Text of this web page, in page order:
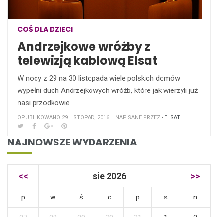
COŚ DLA DZIECI
Andrzejkowe wróżby z
telewizją kablową Elsat
W nocy z 29 na 30 listopada wiele polskich domów
wypełni duch Andrzejkowych wróżb, które jak wierzyli już
nasi przodkowie
OPUBLIKOWANO 29 LISTOPAD, 2016 NAPISANE PRZEZ - ELSAT
NAJNOWSZE WYDARZENIA
<< sie 2026 >>
p w ś c p s n